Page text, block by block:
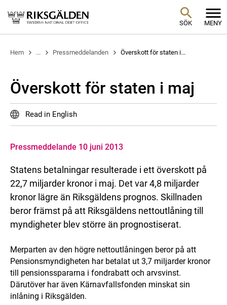
SÖK MENY
Hem ... Pressmeddelanden Överskott för staten i...
Överskott för staten i maj
Read in English
Pressmeddelande 10 juni 2013
Statens betalningar resulterade i ett överskott på
22,7 miljarder kronor i maj. Det var 4,8 miljarder
kronor lägre än Riksgäldens prognos. Skillnaden
beror främst på att Riksgäldens nettoutlåning till
myndigheter blev större än prognostiserat.
Merparten av den högre nettoutlåningen beror på att
Pensionsmyndigheten har betalat ut 3,7 miljarder kronor
till pensionsspararna i fondrabatt och arvsvinst.
Därutöver har även Kärnavfallsfonden minskat sin
inlåning i Riksgälden.